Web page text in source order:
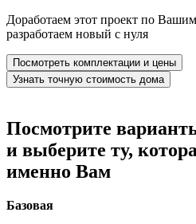
Доработаем этот проект по
разработаем новый с нуля
Посмотреть комплектации и цены
Узнать точную стоимость дома
Посмотрите
и выберите ту,
именно Вам
Базовая